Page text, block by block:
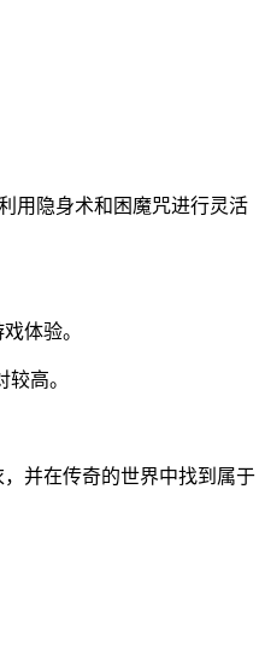
用隐身术和困魔咒进行灵活
体验。
高。
并在传奇的世界中找到属于